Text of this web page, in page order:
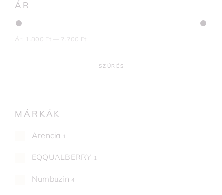
ÁR
SZŰRÉS
Ár: 1.800 Ft 7.700 Ft
MÁRKÁK
Arencia 1
EQQUALBERRY 1
Numbuzin 4